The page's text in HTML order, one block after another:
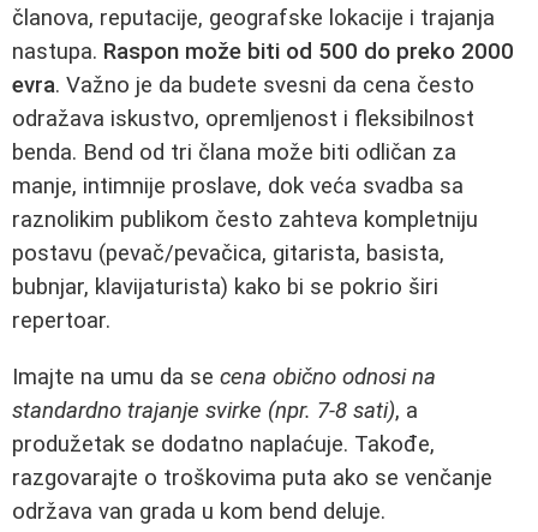
članova, reputacije, geografske lokacije i trajanja
nastupa. Raspon može biti od 500 do preko 2000
evra. Važno je da budete svesni da cena često
odražava iskustvo, opremljenost i fleksibilnost
benda. Bend od tri člana može biti odličan za
manje, intimnije proslave, dok veća svadba sa
raznolikim publikom često zahteva kompletniju
postavu (pevač/pevačica, gitarista, basista,
bubnjar, klavijaturista) kako bi se pokrio širi
repertoar.
Imajte na umu da se cena obično odnosi na
standardno trajanje svirke (npr. 7-8 sati), a
produžetak se dodatno naplaćuje. Takođe,
razgovarajte o troškovima puta ako se venčanje
održava van grada u kom bend deluje.